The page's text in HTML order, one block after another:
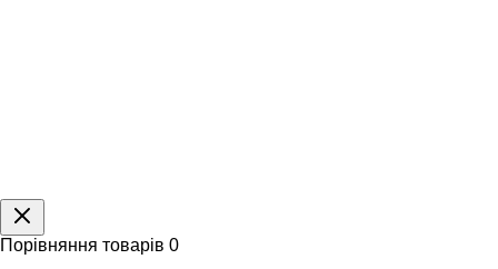
Порівняння товарів 0